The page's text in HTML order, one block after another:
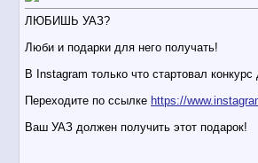
ЛЮБИШЬ УАЗ?
Люби и подарки для него получать!
В Instagram только что стартовал
Переходите по ссылке https://
Ваш УАЗ должен получить этот подарок!